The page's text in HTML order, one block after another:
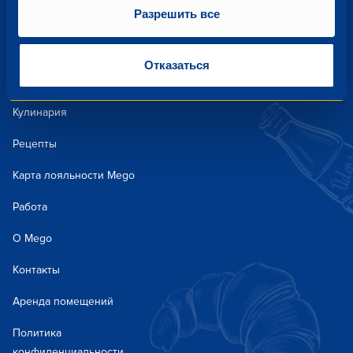
Разрешить все
Отказаться
Акции и предложения
Кулинария
Рецепты
Карта лояльности Mego
Работа
О Mego
Контакты
Аренда помещений
Политика